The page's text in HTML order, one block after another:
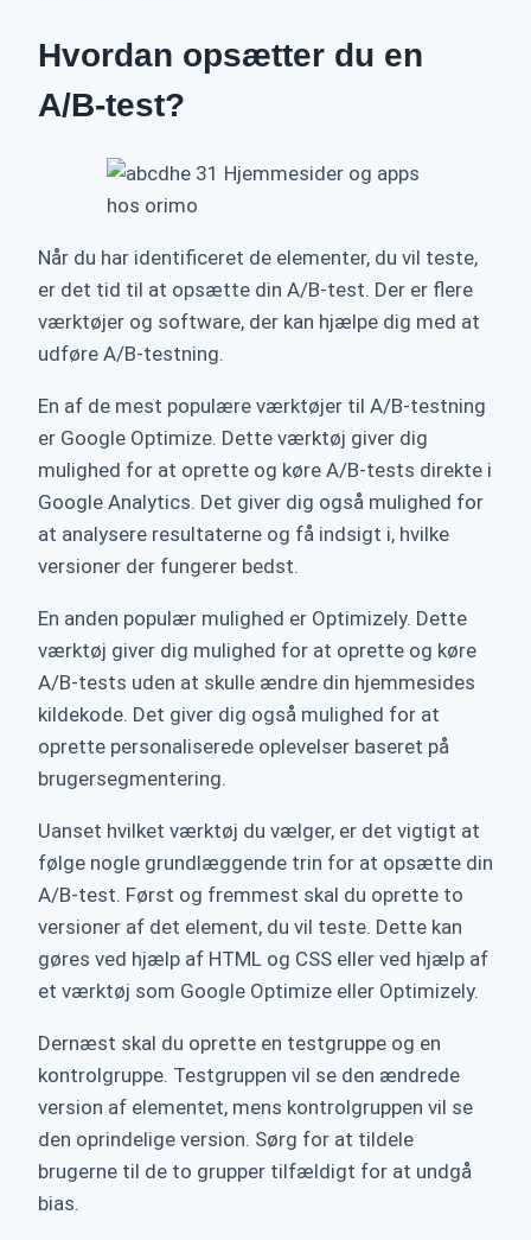
Hvordan opsætter du en
A/B-test?
Når du har identificeret de elementer, du vil teste,
er det tid til at opsætte din A/B-test. Der er flere
værktøjer og software, der kan hjælpe dig med at
udføre A/B-testning.
En af de mest populære værktøjer til A/B-testning
er Google Optimize. Dette værktøj giver dig
mulighed for at oprette og køre A/B-tests direkte i
Google Analytics. Det giver dig også mulighed for
at analysere resultaterne og få indsigt i, hvilke
versioner der fungerer bedst.
En anden populær mulighed er Optimizely. Dette
værktøj giver dig mulighed for at oprette og køre
A/B-tests uden at skulle ændre din hjemmesides
kildekode. Det giver dig også mulighed for at
oprette personaliserede oplevelser baseret på
brugersegmentering.
Uanset hvilket værktøj du vælger, er det vigtigt at
følge nogle grundlæggende trin for at opsætte din
A/B-test. Først og fremmest skal du oprette to
versioner af det element, du vil teste. Dette kan
gøres ved hjælp af HTML og CSS eller ved hjælp af
et værktøj som Google Optimize eller Optimizely.
Dernæst skal du oprette en testgruppe og en
kontrolgruppe. Testgruppen vil se den ændrede
version af elementet, mens kontrolgruppen vil se
den oprindelige version. Sørg for at tildele
brugerne til de to grupper tilfældigt for at undgå
bias.